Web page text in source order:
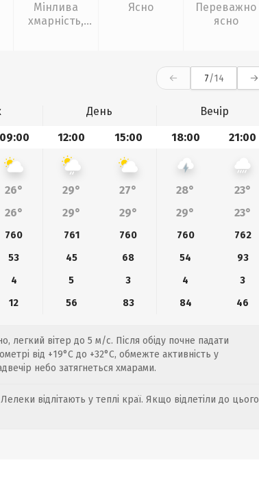
Мінлива
хмарність,
Ясно
Переважно
ясно
7/14
День
Вечір
09:00 12:00 15:00 18:00 21:00
26° 29° 27° 28°
23°
26° 29° 29° 29° 23°
760 761 760 760
762
53 45 68 54
93
4 5 3 4
3
12 56 83 84 46
легкий вітер до 5 м/с. Після обіду почне падати
від +19°C до +32°C, обмежте активність у
небо затягнеться хмарами.
відлітають у теплі краї. Якщо відлетіли до цього